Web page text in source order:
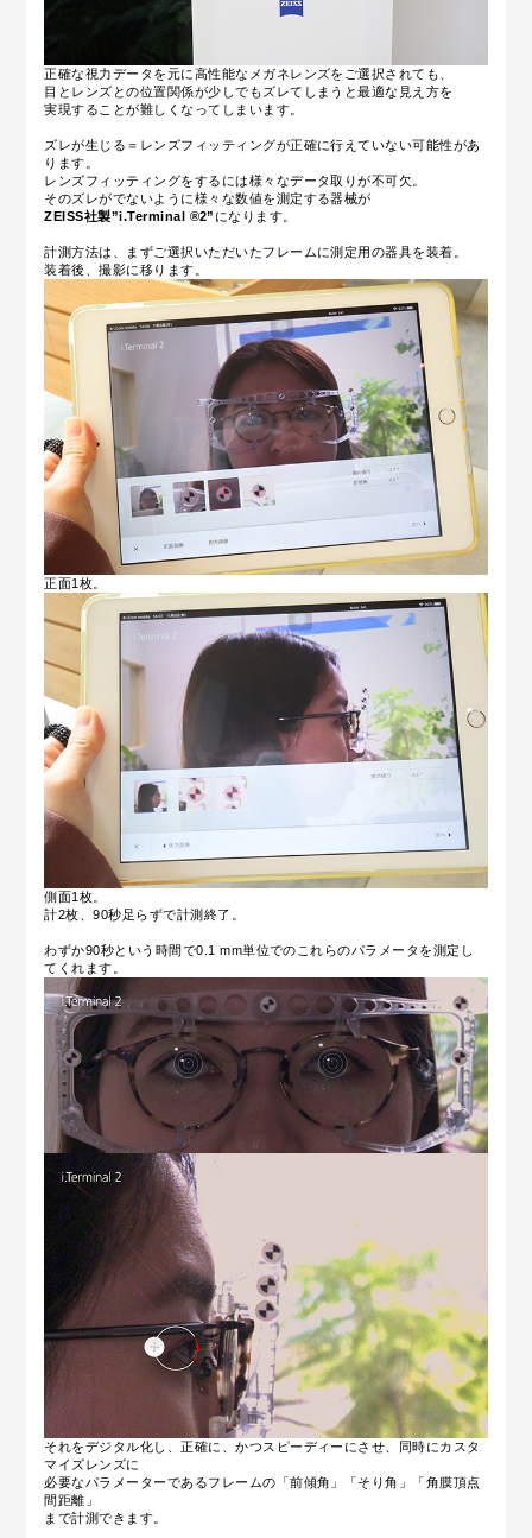
正確な視力データを元に高性能なメガネレンズをご選択されても、
目とレンズとの位置関係が少しでもズレてしまうと最適な見え方を
実現することが難しくなってしまいます。
ズレが生じる＝レンズフィッティングが正確に行えていない可能性があ
ります。
レンズフィッティングをするには様々なデータ取りが不可欠。
そのズレがでないように様々な数値を測定する器械が
ZEISS社製”i.Terminal ®︎2” になります。
計測方法は、まずご選択いただいたフレームに測定用の器具を装着。
装着後、撮影に移ります。
正面1枚。
側面1枚。
計2枚、90秒足らずで計測終了。
わずか90秒という時間で0.1 mm単位でのこれらのパラメータを測定し
てくれます。
それをデジタル化し、正確に、かつスピーディーにさせ、同時にカスタ
マイズレンズに
必要なパラメーターであるフレームの「前傾角」「そり角」「角膜頂点
間距離」
まで計測できます。